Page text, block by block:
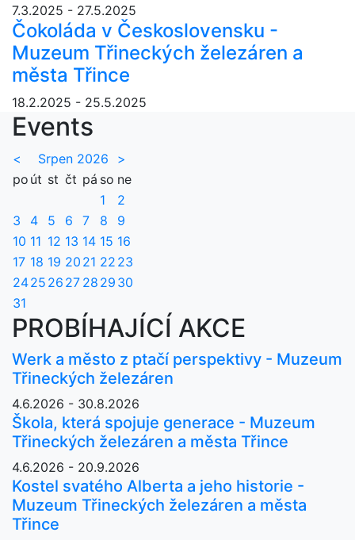
7.3.2025 - 27.5.2025
Čokoláda v Československu -
Muzeum Třineckých železáren a
města Třince
18.2.2025 - 25.5.2025
Events
< Srpen 2026
>
po út st čt pá so ne
1
2
3
4 5 6 7 8
9
10 11 12 13 14 15 16
17 18 19 20 21 22 23
2425 26 27 28 29 30
31
PROBÍHAJÍCÍ AKCE
Werk a město z ptačí perspektivy - Muzeum
Třineckých železáren
4.6.2026 - 30.8.2026
Škola, která spojuje generace - Muzeum
Třineckých železáren a města Třince
4.6.2026 - 20.9.2026
Kostel svatého Alberta a jeho historie -
Muzeum Třineckých železáren a města
Třince